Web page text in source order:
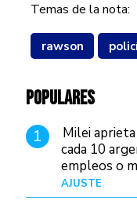
Temas de la nota:
rawson
POPULARES
1
Milei
cada 10
empleos o
AJUSTE